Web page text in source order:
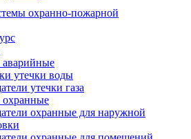
охранно-пожарной
утечки воды
утечки газа
охранные
охранные для наружной